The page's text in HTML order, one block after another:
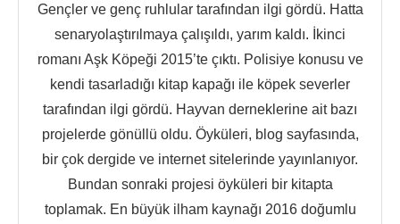
Gençler ve genç ruhlular tarafından ilgi gördü. Hatta
senaryolaştırılmaya çalışıldı, yarım kaldı. İkinci
romanı Aşk Köpeği 2015’te çıktı. Polisiye konusu ve
kendi tasarladığı kitap kapağı ile köpek severler
tarafından ilgi gördü. Hayvan derneklerine ait bazı
projelerde gönüllü oldu. Öyküleri, blog sayfasında,
bir çok dergide ve internet sitelerinde yayınlanıyor.
Bundan sonraki projesi öyküleri bir kitapta
toplamak. En büyük ilham kaynağı 2016 doğumlu